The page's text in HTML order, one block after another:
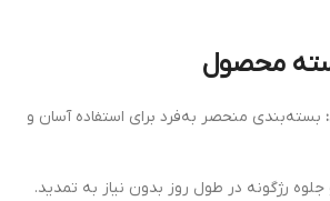
محصول
بسته‌بندی منحصر به‌فرد برای استفاده آسان و
رژگونه در طول روز بدون نیاز به تمدید.